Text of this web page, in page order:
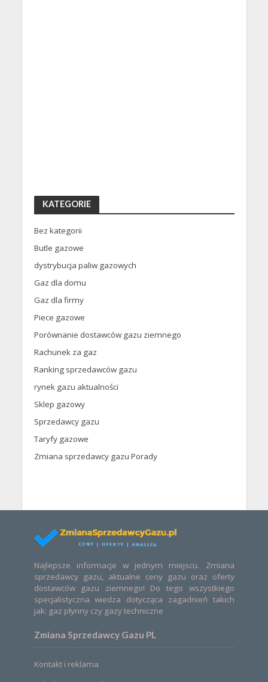
KATEGORIE
Bez kategorii
Butle gazowe
dystrybucja paliw gazowych
Gaz dla domu
Gaz dla firmy
Piece gazowe
Porównanie dostawców gazu ziemnego
Rachunek za gaz
Ranking sprzedawców gazu
rynek gazu aktualności
Sklep gazowy
Sprzedawcy gazu
Taryfy gazowe
Zmiana sprzedawcy gazu Porady
Najlepsze informacje w jednym miejscu. Zmiana
sprzedawcy gazu, aktualne ceny gazu oraz oferty
dostawców gazu ziemnego! Do tego wszystkiego
specjalistyczna wiedza dotycząca zagadnień takich
jak: gaz płynny czy gazy techniczne
Zmiana Sprzedawcy Gazu PL
Kontakt i reklama